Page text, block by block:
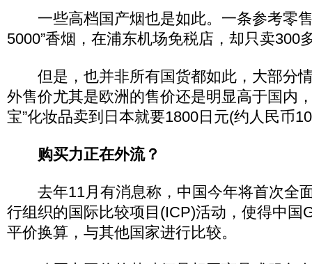
一些高档国产烟也是如此。一条参考零售
5000”香烟，在浦东机场免税店，却只卖300
但是，也并非所有国货都如此，大部分
外售价尤其是欧洲的售价还是明显高于国内
宝”化妆品卖到日本就要1800日元(约人民币
购买力正在外流？
去年11月有消息称，中国今年将首次全
行组织的国际比较项目(ICP)活动，使得中国
平价换算，与其他国家进行比较。